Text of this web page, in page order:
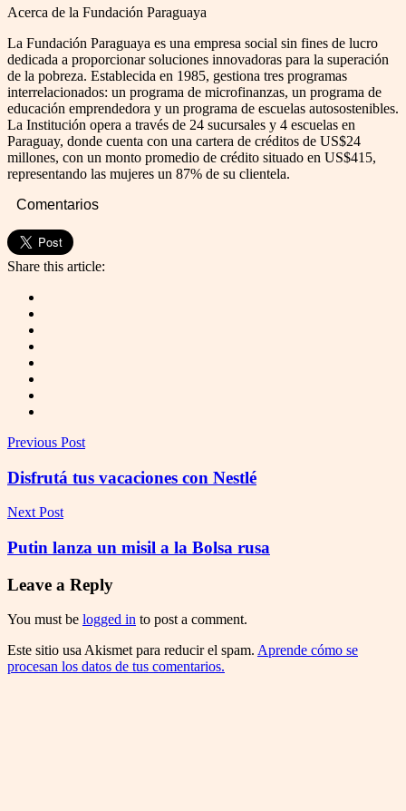
Acerca de la Fundación Paraguaya
La Fundación Paraguaya es una empresa social sin fines de lucro
dedicada a proporcionar soluciones innovadoras para la superación
de la pobreza. Establecida en 1985, gestiona tres programas
interrelacionados: un programa de microfinanzas, un programa de
educación emprendedora y un programa de escuelas autosostenibles.
La Institución opera a través de 24 sucursales y 4 escuelas en
Paraguay, donde cuenta con una cartera de créditos de US$24
millones, con un monto promedio de crédito situado en US$415,
representando las mujeres un 87% de su clientela.
Comentarios
Share this article:
Previous Post
Disfrutá tus vacaciones con Nestlé
Next Post
Putin lanza un misil a la Bolsa rusa
Leave a Reply
You must be logged in to post a comment.
Este sitio usa Akismet para reducir el spam. Aprende cómo se
procesan los datos de tus comentarios.